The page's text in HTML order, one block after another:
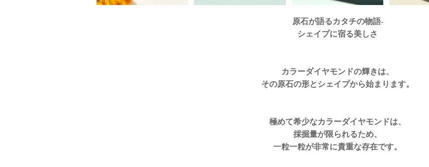
原石が語るカタチの物語-
シェイプに宿る美しさ
カラーダイヤモンドの輝きは、
その原石の形とシェイプから始まります。
極めて希少なカラーダイヤモンドは、
採掘量が限られるため、
一粒一粒が非常に貴重な存在です。